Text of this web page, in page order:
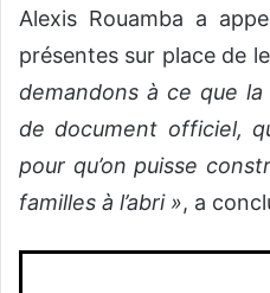
Alexis Rouamba a
présentes sur place de
demandons à ce que la
de document officiel,
pour qu’on puisse
familles à l’abri », a